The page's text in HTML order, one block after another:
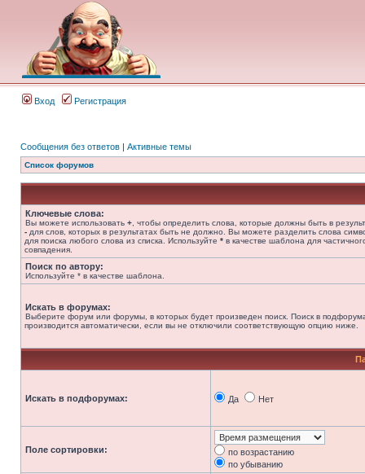
Вход Регистрация
Сообщения без ответов | Активные темы
Список форумов
Ключевые слова:
Вы можете использовать + , чтобы определить слова, которые должны быть в
- для слов, которых в результатах быть не должно. Вы можете разделить слова
для поиска любого слова из списка. Используйте * в качестве шаблона для
совпадения.
Поиск по автору:
Используйте * в качестве шаблона.
Искать в форумах:
Выберите форум или форумы, в которых будет произведен поиск. Поиск в
производится автоматически, если вы не отключили соответствующую опцию ниже.
Искать в подфорумах: Да Нет
Поле сортировки:
по возрастанию
по убыванию